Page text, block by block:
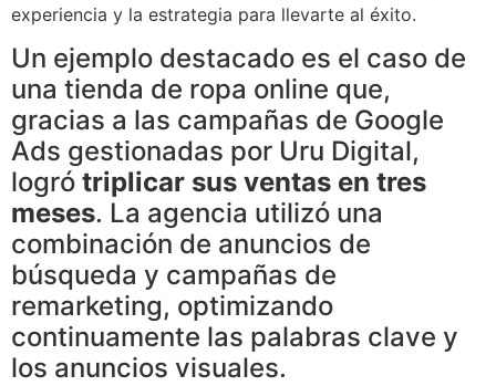
experiencia y la estrategia para llevarte al éxito.
Un ejemplo destacado es el caso de
una tienda de ropa online que,
gracias a las campañas de Google
Ads gestionadas por Uru Digital,
logró triplicar sus ventas en tres
meses. La agencia utilizó una
combinación de anuncios de
búsqueda y campañas de
remarketing, optimizando
continuamente las palabras clave y
los anuncios visuales.